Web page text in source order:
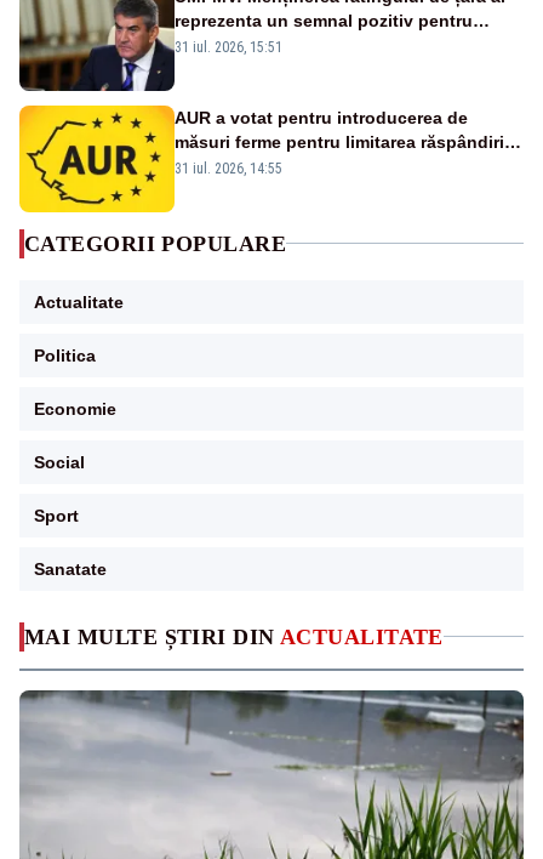
MAI MULTE ȘTIRI DIN ACTUALITATE
reprezenta un semnal pozitiv pentru
România. Autoritățile trebuie să continue
31 iul. 2026, 15:51
AUR a votat pentru introducerea de
măsuri ferme pentru limitarea răspândirii
virusului pestei porcine africane
31 iul. 2026, 14:55
CATEGORII POPULARE
Actualitate
Politica
Economie
Social
Sport
Sanatate